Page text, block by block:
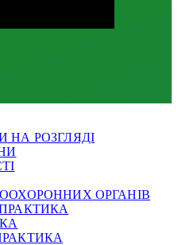
НА РОЗГЛЯДІ
ОРГАНІВ